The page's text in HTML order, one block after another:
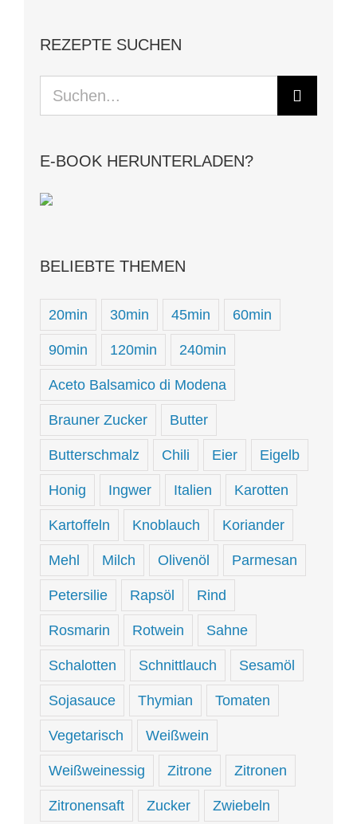
REZEPTE SUCHEN
Suche
nach:
E-BOOK HERUNTERLADEN?
BELIEBTE THEMEN
20min 30min 45min 60min
90min 120min 240min
Aceto Balsamico di Modena
Brauner Zucker Butter
Butterschmalz Chili Eier Eigelb
Honig Ingwer Italien Karotten
Kartoffeln Knoblauch Koriander
Mehl Milch Olivenöl Parmesan
Petersilie Rapsöl Rind
Rosmarin Rotwein Sahne
Schalotten Schnittlauch Sesamöl
Sojasauce Thymian Tomaten
Vegetarisch Weißwein
Weißweinessig Zitrone Zitronen
Zitronensaft Zucker Zwiebeln